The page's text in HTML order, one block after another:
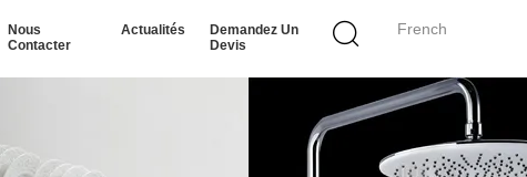
French
Nous
Contacter
Actualités
Demandez Un
Devis